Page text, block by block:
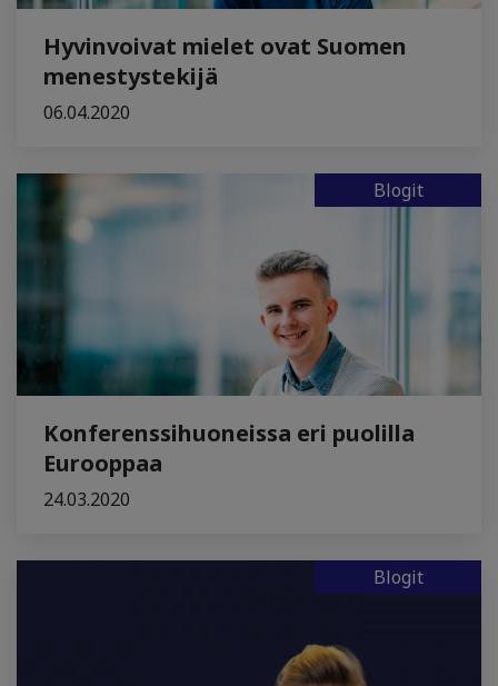
Hyvinvoivat mielet ovat Suomen
menestystekijä
06.04.2020
Blogit
Konferenssihuoneissa eri puolilla
Eurooppaa
24.03.2020
Blogit